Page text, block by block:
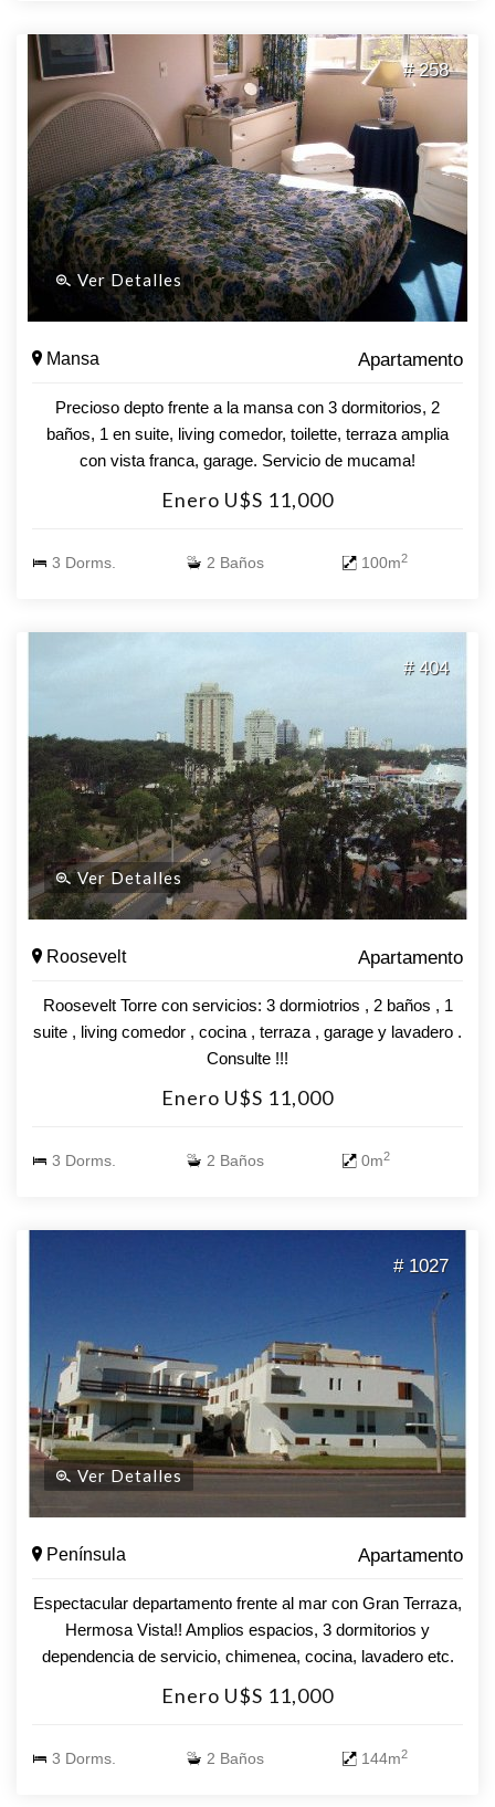
# 258
Ver Detalles
Mansa Apartamento
Precioso depto frente a la mansa con 3 dormitorios, 2
baños, 1 en suite, living comedor, toilette, terraza amplia
con vista franca, garage. Servicio de mucama!
Enero U$S 11,000
3 Dorms. 2 Baños 100m2
# 404
Ver Detalles
Roosevelt Apartamento
Roosevelt Torre con servicios: 3 dormiotrios , 2 baños , 1
suite , living comedor , cocina , terraza , garage y lavadero .
Consulte !!!
Enero U$S 11,000
3 Dorms. 2 Baños 0m2
# 1027
Ver Detalles
Península Apartamento
Espectacular departamento frente al mar con Gran Terraza,
Hermosa Vista!! Amplios espacios, 3 dormitorios y
dependencia de servicio, chimenea, cocina, lavadero etc.
consulte por alquiler o venta!
Enero U$S 11,000
3 Dorms. 2 Baños 144m2